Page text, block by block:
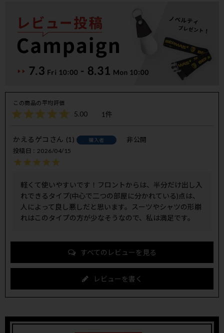
5.00 1
かえるゲコ 1 購入者 非公開
投稿日 2026/04/15
軽くて使いやすいです！フロントからは、半分だけ出し入
れできるタイプ(中心で二つの部屋に分かれている)点は、
人によって良し悪しだと思います。スーツやシャツの形崩
れはこのタイプの方が少なそうなので、私は満足です。
すべてのレビューを見る
レビューを書く